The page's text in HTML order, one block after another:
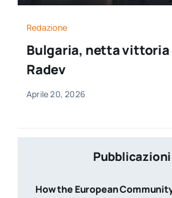
Redazione
Bulgaria, netta vittoria
Radev
Aprile 20, 2026
Pubblicazioni
How the European